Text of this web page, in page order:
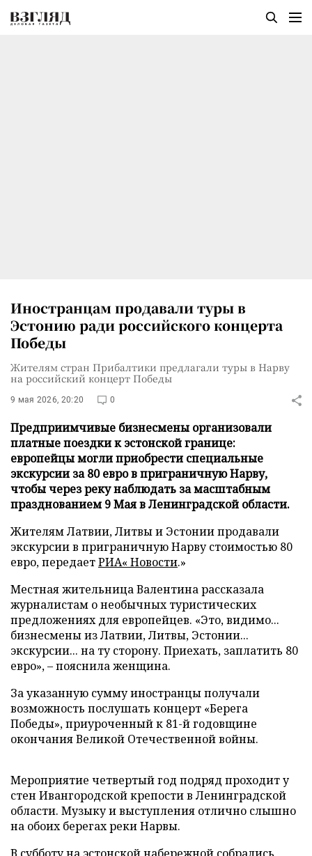
Иностранцам продавали туры в
Эстонию ради российского концерта
Победы
Жителям стран Прибалтики предлагали туры в Нарву
на российский концерт Победы
9 мая 2026, 20:20 0
Предприимчивые бизнесмены организовали
платные поездки к эстонской границе:
европейцы могли приобрести специальные
экскурсии за 80 евро в приграничную Нарву,
чтобы через реку наблюдать за масштабным
празднованием 9 Мая в Ленинградской области.
Жителям Латвии, Литвы и Эстонии продавали
экскурсии в приграничную Нарву стоимостью 80
евро, передаетРИА« Новости.»
Местная жительница Валентина рассказала
журналистам о необычных туристических
предложениях для европейцев. «Это, видимо...
бизнесмены из Латвии, Литвы, Эстонии...
экскурсии... на ту сторону. Приехать, заплатить 80
евро», – пояснила женщина.
За указанную сумму иностранцы получали
возможность послушать концерт «Берега
Победы», приуроченный к 81-й годовщине
окончания Великой Отечественной войны.
Мероприятие четвертый год подряд проходит у
стен Ивангородской крепости в Ленинградской
области. Музыку и выступления отлично слышно
на обоих берегах реки Нарвы.